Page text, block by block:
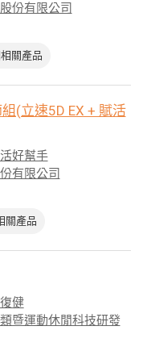
份有限公司
關產品
(立速5D EX + 賦活
好幫手
有限公司
關產品
健
暨運動休閒科技研發